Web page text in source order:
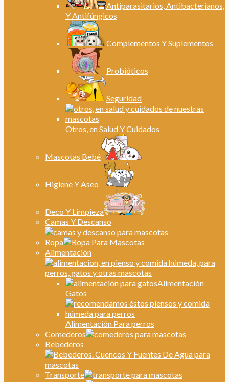
Antiparasitarios, Antibacterianos,
Y Antifúngicos
Complementos Y Suplementos
Probióticos
Seguridad
Otros, en Salud Y Cuidados
Mascotas Bebé
Higiene Y Aseo
Deco Y Limpieza
Camas Y Descanso
Ropa
Alimentación
Alimentación
Gatos
Alimentación Para perros
Comederos
Bebederos
Transporte